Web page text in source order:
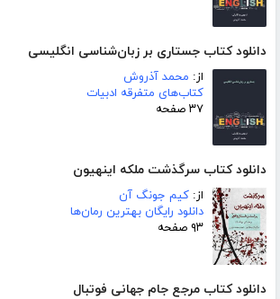
دانلود کتاب جستاری بر زبان‌شناسی انگلیسی
از: محمد آذروش
کتاب‌های متفرقه ادبیات
۳۷ صفحه
دانلود کتاب سرگذشت ملکه اینهیون
از: کیم جونگ آن
دانلود رایگان بهترین رمان‌ها
۹۳ صفحه
دانلود کتاب مرجع جام جهانی فوتبال